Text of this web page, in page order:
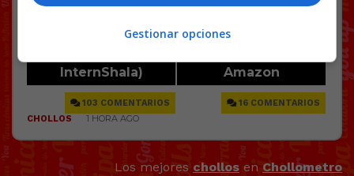
Los mejores chollos en Chollometro
Gestionar opciones